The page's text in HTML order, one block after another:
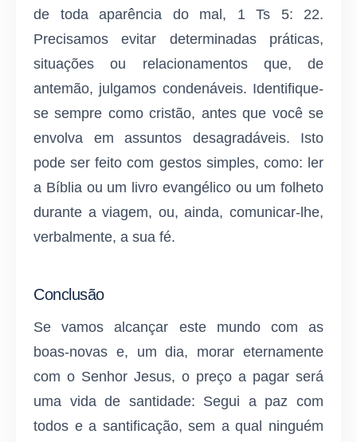
de toda aparência do mal, 1 Ts 5: 22.
Precisamos evitar determinadas práticas,
situações ou relacionamentos que, de
antemão, julgamos condenáveis. Identifique-
se sempre como cristão, antes que você se
envolva em assuntos desagradáveis. Isto
pode ser feito com gestos simples, como: ler
a Bíblia ou um livro evangélico ou um folheto
durante a viagem, ou, ainda, comunicar-lhe,
verbalmente, a sua fé.
Conclusão
Se vamos alcançar este mundo com as
boas-novas e, um dia, morar eternamente
com o Senhor Jesus, o preço a pagar será
uma vida de santidade: Segui a paz com
todos e a santificação, sem a qual ninguém